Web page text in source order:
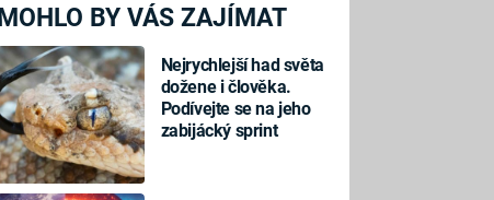
MOHLO BY VÁS ZAJÍMAT
Nejrychlejší had světa
dožene i člověka.
Podívejte se na jeho
zabijácký sprint